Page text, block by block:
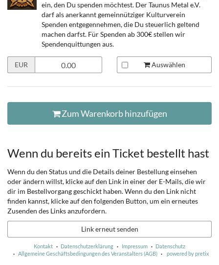
ein, den Du spenden möchtest. Der Taunus Metal e.V.
darf als anerkannt gemeinnütziger Kulturverein
Spenden entgegennehmen, die Du steuerlich geltend
machen darfst. Für Spenden ab 300€ stellen wir
Spendenquittungen aus.
Preis
in
setzen
EUR Auswählen
Zum Warenkorb hinzufügen
Wenn du bereits ein Ticket bestellt hast
Wenn du den Status und die Details deiner Bestellung einsehen
oder ändern willst, klicke auf den Link in einer der E-Mails, die wir
dir im Bestellvorgang geschickt haben. Wenn du den Link nicht
finden kannst, klicke auf den folgenden Button, um ein erneutes
Zusenden des Links anzufordern.
Link erneut senden
Kontakt Datenschutzerklärung Impressum
Datenschutz
Allgemeine Geschäftsbedingungen des Veranstalters (AGB)
powered by pretix